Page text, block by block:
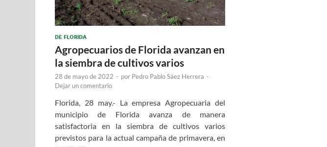
DE FLORIDA
Agropecuarios de Florida avanzan en
la siembra de cultivos varios
28 de mayo de 2022 - por Pedro Pablo Sáez Herrera -
Dejar un comentario
Florida, 28 may.- La empresa Agropecuaria del
municipio de Florida avanza de manera
satisfactoria en la siembra de cultivos varios
previstos para la actual campaña de primavera, en